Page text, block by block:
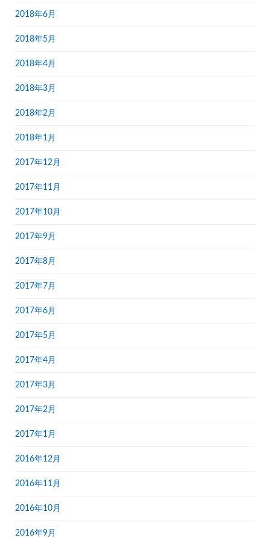
2018年6月
2018年5月
2018年4月
2018年3月
2018年2月
2018年1月
2017年12月
2017年11月
2017年10月
2017年9月
2017年8月
2017年7月
2017年6月
2017年5月
2017年4月
2017年3月
2017年2月
2017年1月
2016年12月
2016年11月
2016年10月
2016年9月